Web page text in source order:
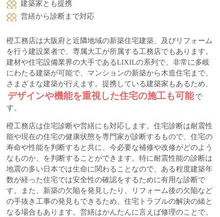
建築家とも提携
営繕から診断まで対応
橙工務店は大阪府と近隣地域の新築住宅建築、及びリフォーム
を行う建設業者で、専属大工が所属する工務店でもあります。
建材や住宅設備業界の大手であるLIXILの系列で、非常に多岐
にわたる建築が可能で、マンションの新築から木造住宅まで、
さまざまな建築が行えます。提携している建築家もあるため、
デザインや機能を重視した住宅の施工も可能で
す。
橙工務店は住宅診断や営繕にも対応します。住宅診断は耐震性
能や現在の住宅の健康状態を専門家が診断するもので、住宅の
寿命や性能を判断すると共に、今必要な補修や改修がどのよう
なものか、を判断することができます。特に耐震性能の診断は
地震の多い日本では生命に関わることなので、ある程度建築年
数が経った住宅では安全性の確認をするために有用な診断で
す。また、新築の欠陥を発見したり、リフォーム後の欠陥など
の手抜き工事の発見もできるため、住宅トラブルの解決の緒と
なる場合もあります。営繕はかんたんに言えば修理のことで、